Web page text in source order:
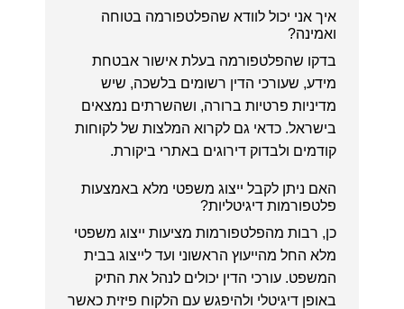
איך אני יכול לוודא שהפלטפורמה בטוחה
ואמינה?
בדקו שהפלטפורמה בעלת אישור אבטחת
מידע, שעורכי הדין רשומים בלשכה, שיש
מדיניות פרטיות ברורה, ושהשרתים נמצאים
בישראל. כדאי גם לקרוא המלצות של לקוחות
קודמים ולבדוק דירוגים באתרי ביקורת.
האם ניתן לקבל ייצוג משפטי מלא באמצעות
פלטפורמות דיגיטליות?
כן, רבות מהפלטפורמות מציעות ייצוג משפטי
מלא החל מהייעוץ הראשוני ועד לייצוג בבית
המשפט. עורכי הדין יכולים לנהל את התיק
באופן דיגיטלי ולהיפגש עם הלקוח פיזית כאשר